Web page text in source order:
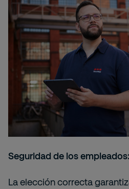
Seguridad de los empleados:
La elección correcta